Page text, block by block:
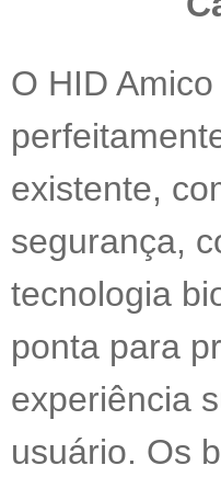
O HID
existente,
segurança,
tecnologia
ponta para
experiência
usuário. Os